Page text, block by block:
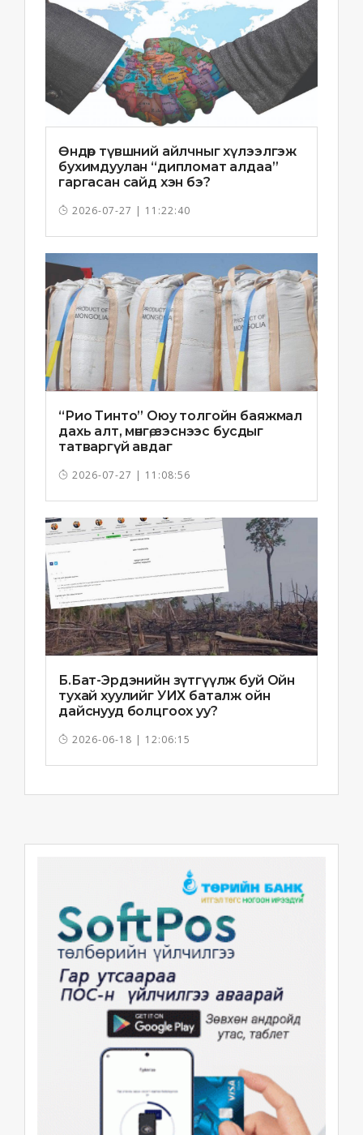
Өндөр түвшний айлчныг хүлээлгэж
бухимдуулан “дипломат алдаа”
гаргасан сайд хэн бэ?
2026-07-27 | 11:22:40
“Рио Тинто” Оюу толгойн баяжмал
дахь алт, мөнгө, зэснээс бусдыг
татваргүй авдаг
2026-07-27 | 11:08:56
Б.Бат-Эрдэнийн зүтгүүлж буй Ойн
тухай хуулийг УИХ баталж ойн
дайснууд болцгоох уу?
2026-06-18 | 12:06:15